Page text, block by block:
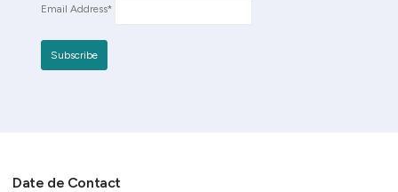
Email Address*
Date de Contact